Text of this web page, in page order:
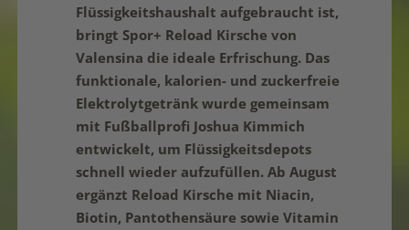
Flüssigkeitshaushalt aufgebraucht ist,
bringt Spor+ Reload Kirsche von
Valensina die ideale Erfrischung. Das
funktionale, kalorien- und zuckerfreie
Elektrolytgetränk wurde gemeinsam
mit Fußballprofi Joshua Kimmich
entwickelt, um Flüssigkeitsdepots
schnell wieder aufzufüllen. Ab August
ergänzt Reload Kirsche mit Niacin,
Biotin, Pantothensäure sowie Vitamin